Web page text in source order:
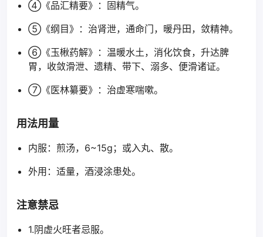
④《品汇精要》：固精气。
⑤《纲目》：治肾泄，通命门，暖丹田，敛精神。
⑥《玉楸药解》：温暖水土，消化饮食，升达脾
胃，收敛滑泄、遗精、带下、溺多、便滑诸证。
⑦《医林纂要》：治虚寒喘嗽。
用法用量
内服：煎汤，6~15g；或入丸、散。
外用：适量，酒浸涂患处。
注意禁忌
1.阴虚火旺者忌服。